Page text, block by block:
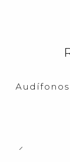
-23%OFF